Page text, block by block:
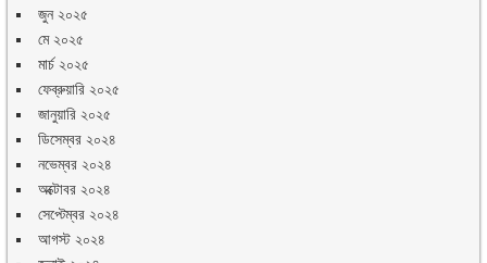
জুন ২০২৫
মে ২০২৫
মার্চ ২০২৫
ফেব্রুয়ারি ২০২৫
জানুয়ারি ২০২৫
ডিসেম্বর ২০২৪
নভেম্বর ২০২৪
অক্টোবর ২০২৪
সেপ্টেম্বর ২০২৪
আগস্ট ২০২৪